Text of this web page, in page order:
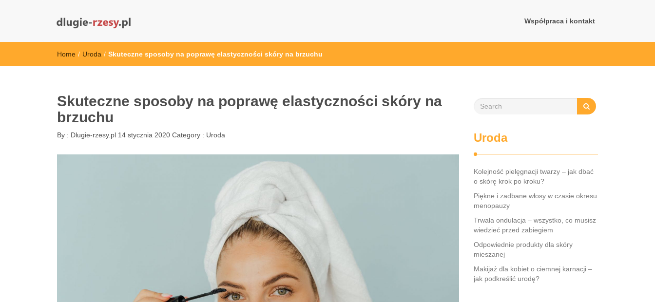
Współpraca i kontakt
Home / Uroda / Skuteczne sposoby na poprawę elastyczności skóry na brzuchu
Skuteczne sposoby na poprawę elastyczności skóry na
brzuchu
By : Dlugie-rzesy.pl 14 stycznia 2020 Category : Uroda Uroda
Kolejność pielęgnacji twarzy – jak dbać
o skórę krok po kroku?
Piękne i zadbane włosy w czasie okresu
menopauzy
Trwała ondulacja – wszystko, co musisz
wiedzieć przed zabiegiem
Odpowiednie produkty dla skóry
mieszanej
Makijaż dla kobiet o ciemnej karnacji –
jak podkreślić urodę?